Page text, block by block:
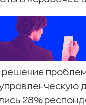
решение
28%